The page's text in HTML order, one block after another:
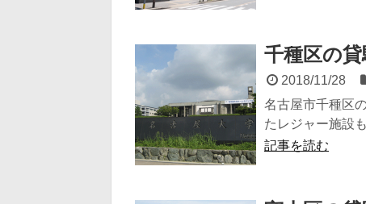
千種区の
2018/11/28
名古屋市千種区
たレジャー施設
記事を読む